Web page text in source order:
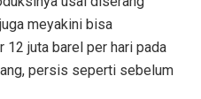
meyakini bisa
juta barel per hari pada
persis seperti sebelum